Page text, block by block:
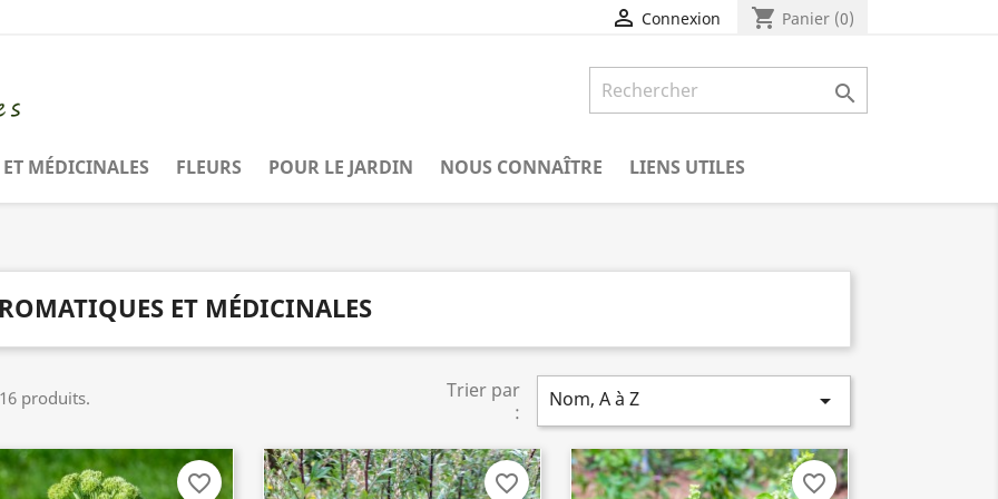
 Connexion shopping_cart Panier (0)

MÉDICINALES FLEURS POUR LE JARDIN NOUS CONNAÎTRE LIENS UTILES
ET MÉDICINALES
produits.
Trier par
:
Nom, A à Z 
favorite_border favorite_border favorite_border